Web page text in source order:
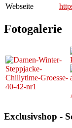
Webseite
Fotogalerie
Exclusivshop -